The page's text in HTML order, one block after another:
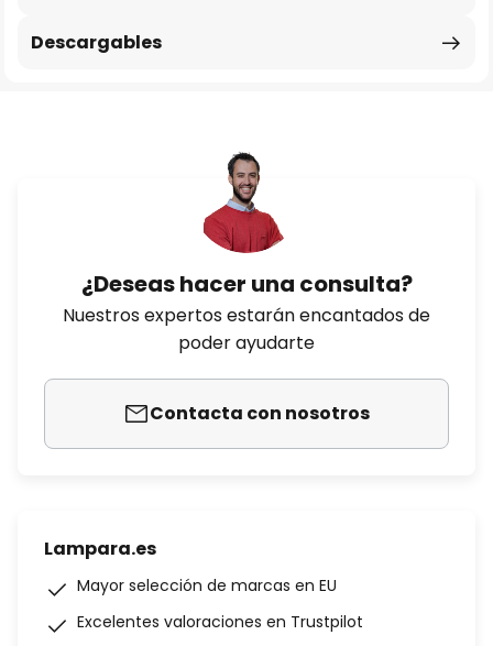
Descargables
¿Deseas hacer una consulta?
Nuestros expertos estarán encantados de
poder ayudarte
Contacta con nosotros
Lampara.es
Mayor selección de marcas en EU
Excelentes valoraciones en Trustpilot